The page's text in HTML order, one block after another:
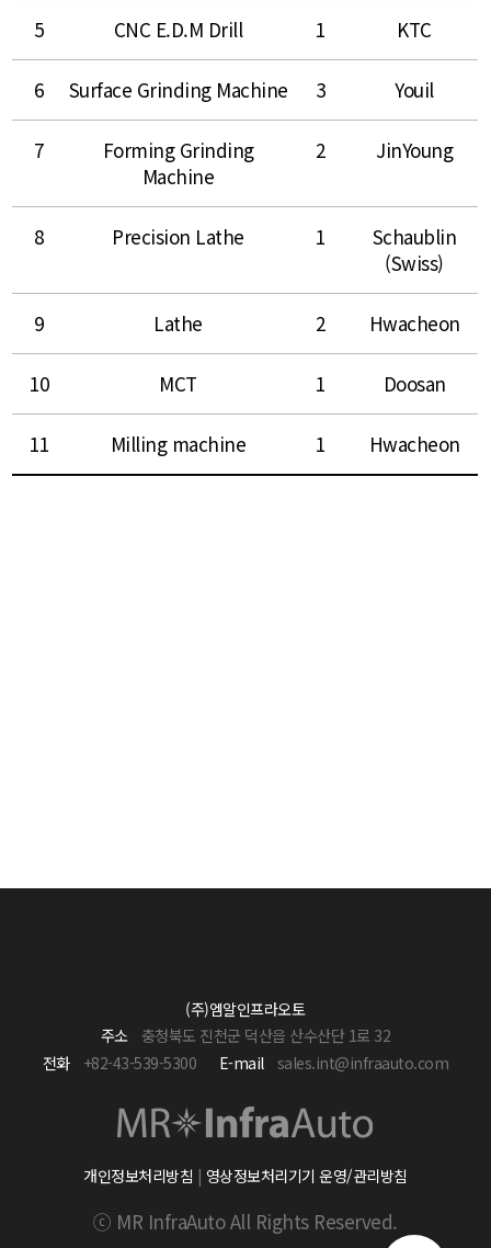
5 CNC E.D.M Drill 1 KTC
6 Surface Grinding Machine 3 Youil
7
Forming Grinding
Machine
2 JinYoung
8 Precision Lathe 1
Schaublin
(Swiss)
9 Lathe 2 Hwacheon
10 MCT 1 Doosan
11 Milling machine 1 Hwacheon
(주)엠알인프라오토
주소
충청북도 진천군 덕산읍 산수산단 1로 32
전화
+82-43-539-5300 E-mail sales.int@infraauto.com
개인정보처리방침 | 영상정보처리기기 운영/관리방침
ⓒ MR InfraAuto All Rights Reserved.